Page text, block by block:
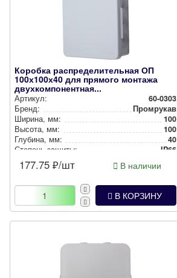
Коробка распределительная ОП
100х100х40 для прямого монтажа
двухкомпонентная...
Артикул:
60-0303
Бренд:
Промрукав
Ширина, мм:
100
Высота, мм:
100
Глубина, мм:
40
Степень защиты:
IP66
Цвет:
Способ монтажа:
Накладной
177.75 ₽/шт В наличии
В КОРЗИНУ